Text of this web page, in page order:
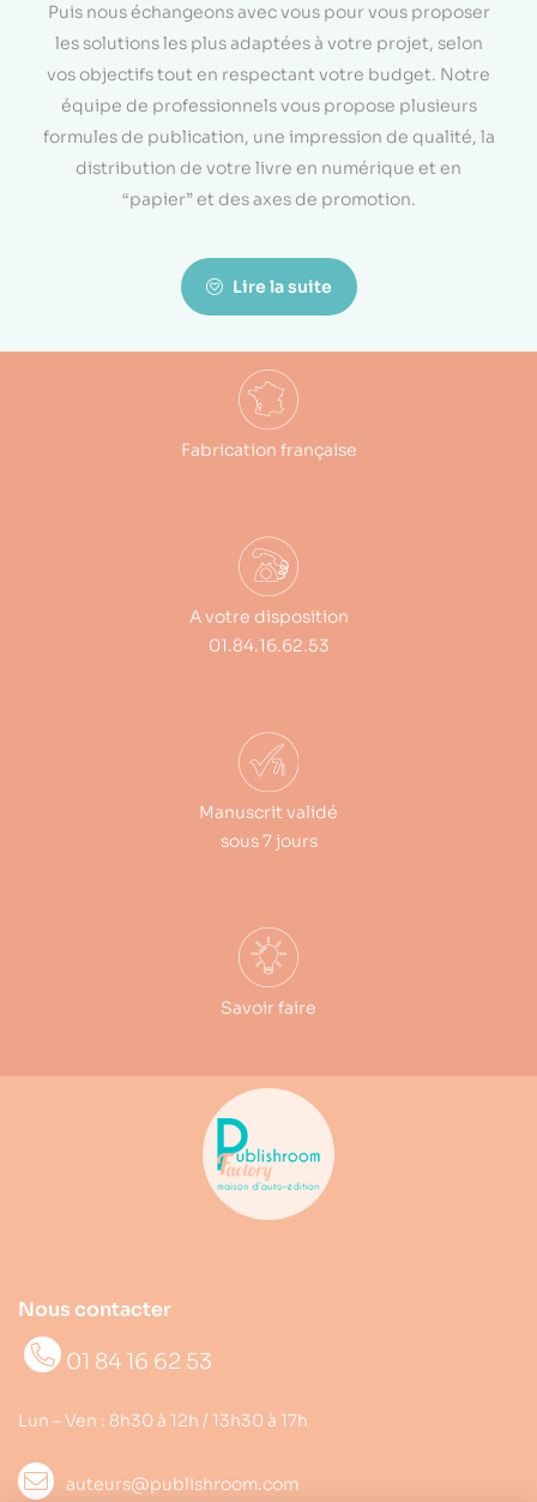
Puis nous échangeons avec vous pour vous proposer
les solutions les plus adaptées à votre projet, selon
vos objectifs tout en respectant votre budget. Notre
équipe de professionnels vous propose plusieurs
formules de publication, une impression de qualité, la
distribution de votre livre en numérique et en
“papier” et des axes de promotion.
Lire la suite
Fabrication française
A votre disposition
01.84.16.62.53
Manuscrit validé
sous 7 jours
Savoir faire
Nous contacter
01 84 16 62 53
Lun – Ven : 8h30 à 12h / 13h30 à 17h
auteurs@publishroom.com